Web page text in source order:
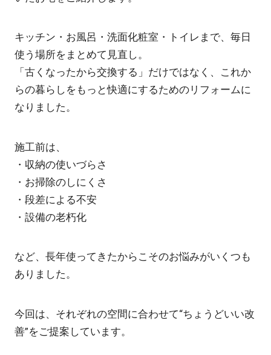
キッチン・お風呂・洗面化粧室・トイレまで、毎日
使う場所をまとめて見直し。
「古くなったから交換する」だけではなく、これか
らの暮らしをもっと快適にするためのリフォームに
なりました。
施工前は、
・収納の使いづらさ
・お掃除のしにくさ
・段差による不安
・設備の老朽化
など、長年使ってきたからこそのお悩みがいくつも
ありました。
今回は、それぞれの空間に合わせて“ちょうどいい改
善”をご提案しています。